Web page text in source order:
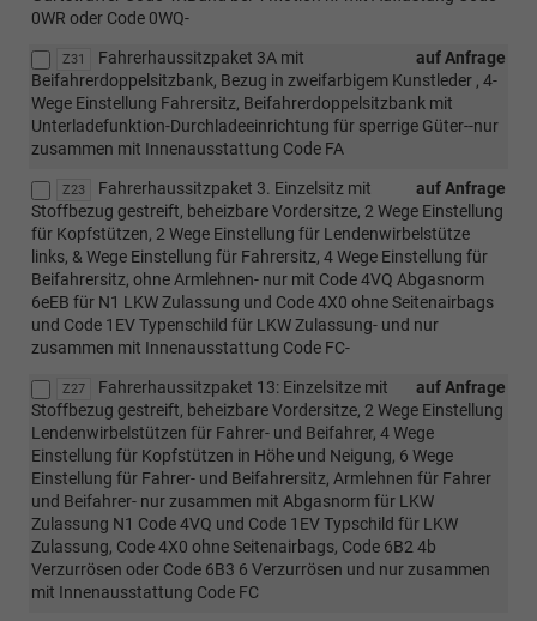
0WR oder Code 0WQ-
Z31 auf Anfrage
Fahrerhaussitzpaket 3A mit
Beifahrerdoppelsitzbank, Bezug in zweifarbigem Kunstleder , 4-
Wege Einstellung Fahrersitz, Beifahrerdoppelsitzbank mit
Unterladefunktion-Durchladeeinrichtung für sperrige Güter--nur
zusammen mit Innenausstattung Code FA
Z23 auf Anfrage
Fahrerhaussitzpaket 3. Einzelsitz mit
Stoffbezug gestreift, beheizbare Vordersitze, 2 Wege Einstellung
für Kopfstützen, 2 Wege Einstellung für Lendenwirbelstütze
links, & Wege Einstellung für Fahrersitz, 4 Wege Einstellung für
Beifahrersitz, ohne Armlehnen- nur mit Code 4VQ Abgasnorm
6eEB für N1 LKW Zulassung und Code 4X0 ohne Seitenairbags
und Code 1EV Typenschild für LKW Zulassung- und nur
zusammen mit Innenausstattung Code FC-
Z27 auf Anfrage
Fahrerhaussitzpaket 13: Einzelsitze mit
Stoffbezug gestreift, beheizbare Vordersitze, 2 Wege Einstellung
Lendenwirbelstützen für Fahrer- und Beifahrer, 4 Wege
Einstellung für Kopfstützen in Höhe und Neigung, 6 Wege
Einstellung für Fahrer- und Beifahrersitz, Armlehnen für Fahrer
und Beifahrer- nur zusammen mit Abgasnorm für LKW
Zulassung N1 Code 4VQ und Code 1EV Typschild für LKW
Zulassung, Code 4X0 ohne Seitenairbags, Code 6B2 4b
Verzurrösen oder Code 6B3 6 Verzurrösen und nur zusammen
mit Innenausstattung Code FC